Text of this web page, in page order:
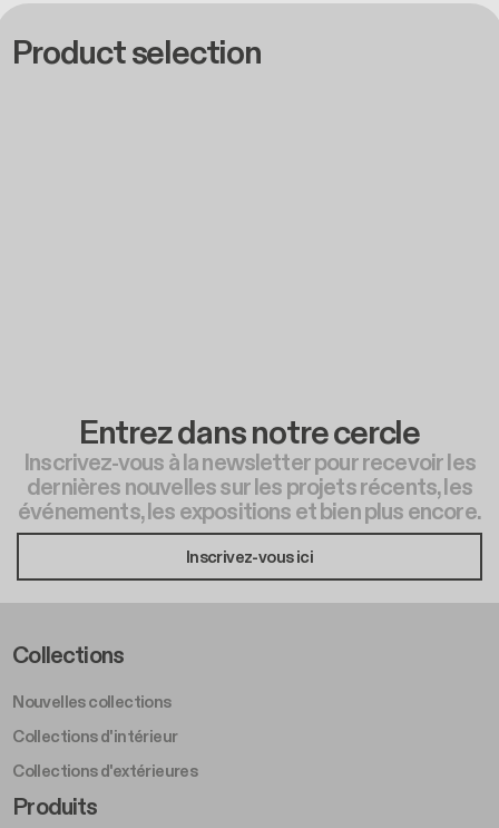
Product selection
Entrez dans notre cercle
Inscrivez-vous à la newsletter pour recevoir les
dernières nouvelles sur les projets récents, les
événements, les expositions et bien plus encore.
Inscrivez-vous ici
Footer Left Middle A
Collections
Nouvelles collections
Collections d'intérieur
Collections d'extérieures
Footer Right Middle A
Produits